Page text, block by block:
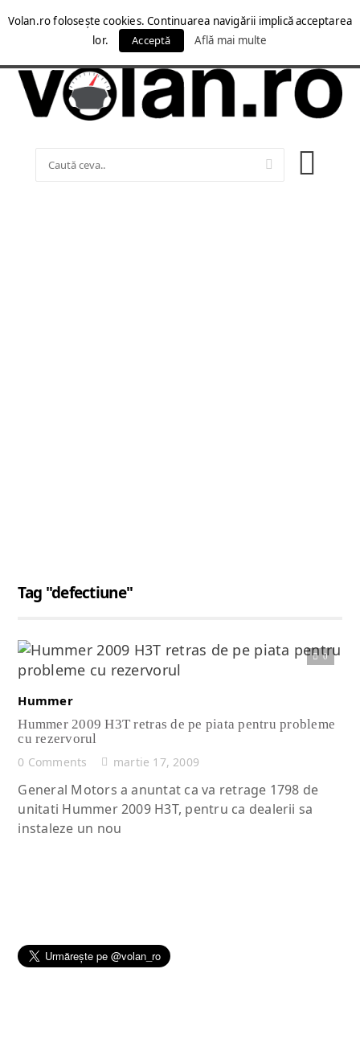
Tag "defectiune"
0
Citește articolul complet
Hummer
Hummer 2009 H3T retras de pe piata pentru probleme
cu rezervorul
0 Comments
martie 17, 2009
General Motors a anuntat ca va retrage 1798 de
unitati Hummer 2009 H3T, pentru ca dealerii sa
instaleze un nou
Volan.ro folosește cookies. Continuarea navigării implică acceptarea
lor.
Acceptă Află mai multe